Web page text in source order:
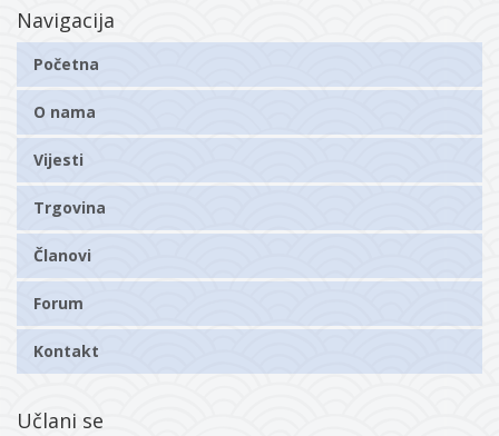
Navigacija
Početna
O nama
Vijesti
Trgovina
Članovi
Forum
Kontakt
Učlani se